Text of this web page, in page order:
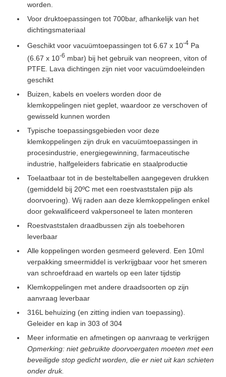
worden.
Voor druktoepassingen tot 700bar, afhankelijk van het
dichtingsmateriaal
Geschikt voor vacuümtoepassingen tot 6.67 x 10-4Pa
(6.67 x 10-6 mbar) bij het gebruik van neopreen, viton of
PTFE. Lava dichtingen zijn niet voor vacuümdoeleinden
geschikt
Buizen, kabels en voelers worden door de
klemkoppelingen niet geplet, waardoor ze verschoven of
gewisseld kunnen worden
Typische toepassingsgebieden voor deze
klemkoppelingen zijn druk en vacuümtoepassingen in
procesindustrie, energiegewinning, farmaceutische
industrie, halfgeleiders fabricatie en staalproductie
Toelaatbaar tot in de besteltabellen aangegeven drukken
(gemiddeld bij 20ºC met een roestvaststalen pijp als
doorvoering). Wij raden aan deze klemkoppelingen enkel
door gekwalificeerd vakpersoneel te laten monteren
Roestvaststalen draadbussen zijn als toebehoren
leverbaar
Alle koppelingen worden gesmeerd geleverd. Een 10ml
verpakking smeermiddel is verkrijgbaar voor het smeren
van schroefdraad en wartels op een later tijdstip
Klemkoppelingen met andere draadsoorten op zijn
aanvraag leverbaar
316L behuizing (en zitting indien van toepassing).
Geleider en kap in 303 of 304
Meer informatie en afmetingen op aanvraag te verkrijgen
Opmerking: niet gebruikte doorvoergaten moeten met een
beveiligde stop gedicht worden, die er niet uit kan schieten
onder druk.